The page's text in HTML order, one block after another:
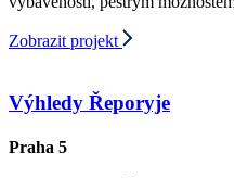
Zobrazit projekt
Výhledy Řeporyje
Praha 5